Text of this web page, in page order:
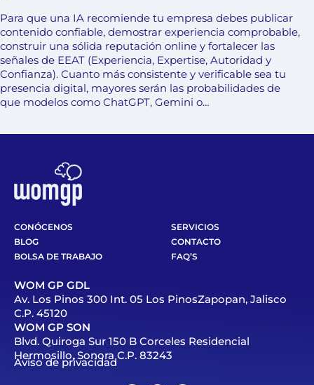
Para que una IA recomiende tu empresa debes publicar
contenido confiable, demostrar experiencia comprobable,
construir una sólida reputación online y fortalecer las
señales de EEAT (Experiencia, Expertise, Autoridad y
Confianza). Cuanto más consistente y verificable sea tu
presencia digital, mayores serán las probabilidades de
que modelos como ChatGPT, Gemini o…
CONÓCENOS
SERVICIOS
BLOG
CONTACTO
BOLSA DE TRABAJO
FAQ’S
WOM GP GDL
Av. Los Pinos 300 Int. 05 Los PinosZapopan, Jalisco
C.P. 45120
WOM GP SON
Blvd. Quiroga Sur 150 B Corceles Residencial
Hermosillo, Sonora C.P. 83243
Aviso de privacidad